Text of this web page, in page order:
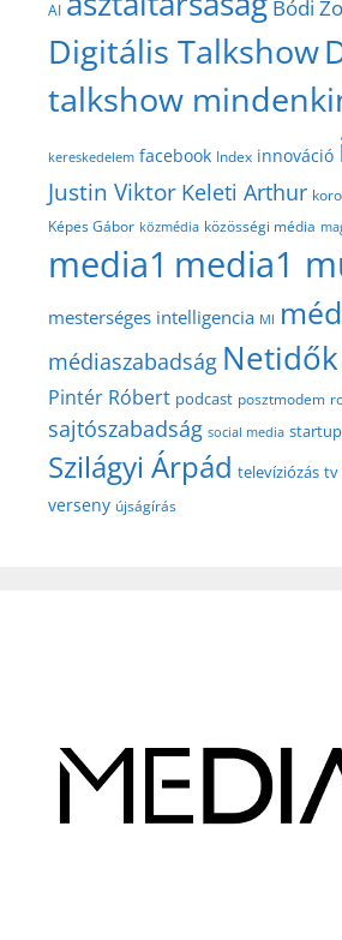
AI Bódi
Digitális Talkshow
talkshow
kereskedelem facebook Index innováció
Justin Viktor Keleti Arthur
Képes Gábor közmédia közösségi média
media1 media1
mesterséges intelligencia MI
médiaszabadság Netidők
Pintér Róbert podcast posztmodem
sajtószabadság social media startup
Szilágyi Árpád televíziózás tv
verseny újságírás